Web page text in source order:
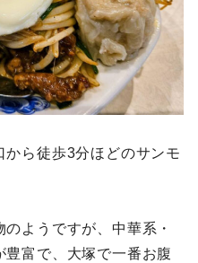
から徒歩3分ほどのサンモ
ようですが、中華系・
豊富で、大塚で一番お腹